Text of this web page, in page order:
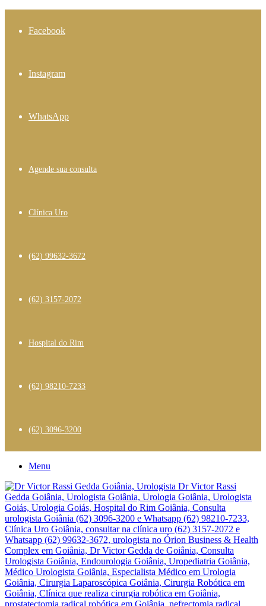
Facebook
Instagram
WhatsApp
Agende sua consulta
Clínica Uro
(62) 99632-3672
(62) 3157-2072
Hospital do Rim
(62) 98210-7233
(62) 3096-3200
Menu